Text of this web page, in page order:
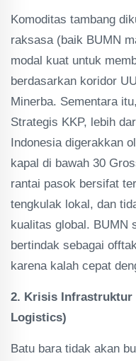
Komoditas tambang
raksasa (baik BUMN
modal kuat untuk
berdasarkan koridor
Minerba. Sementara
Strategis KKP, lebih
Indonesia digerakkan
kapal di bawah 30
rantai pasok bersifat
tengkulak lokal, dan
kualitas global. BUMN
bertindak sebagai
karena kalah cepat
2. Krisis Infrastruktur
Logistics)
Batu bara tidak akan